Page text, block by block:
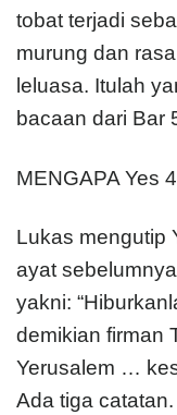
tobat terjadi
murung dan
leluasa. Itulah
bacaan dari Bar
MENGAPA Yes
Lukas mengutip
ayat
yakni:
demikian firman
Yerusalem …
Ada tiga